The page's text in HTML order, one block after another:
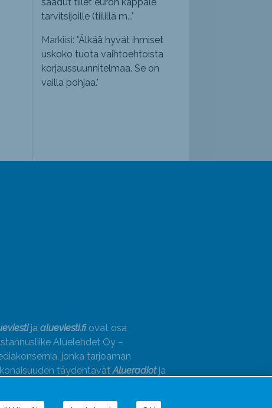
saadut tiilet euron kappale
tarvitsijoille (tiilillä m..."
Markiisi: "Älkää hyvät ihmiset
uskoko tuota vaihtoehtoista
korjaussuunnitelmaa. Se on
vailla pohjaa."
ja alueviesti.fiovat osa
Aluelehdet Oy –
jonka tarjoaman
täydentävätAlueradiotja